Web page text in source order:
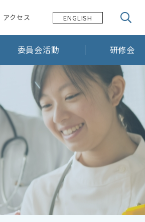
委員会活動 研修会
アクセス ENGLISH